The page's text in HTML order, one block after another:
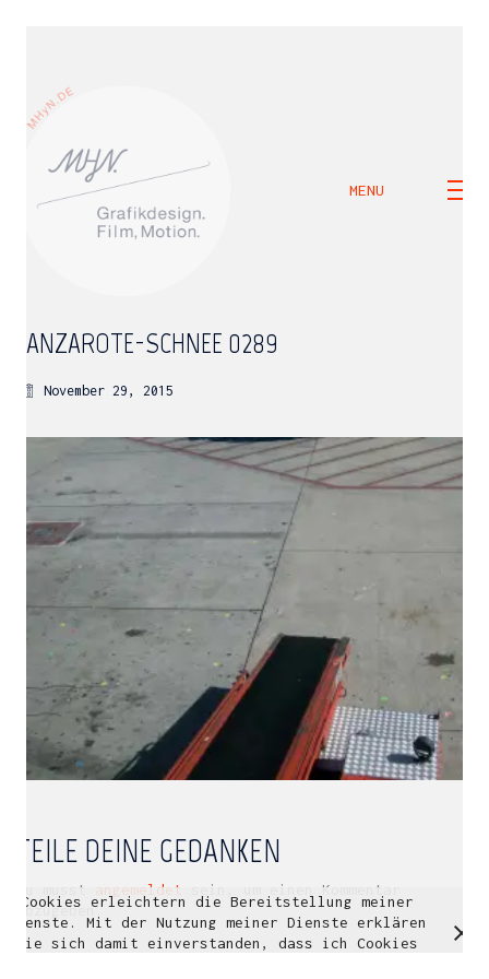
MENU
LANZAROTE-SCHNEE_0289
November 29, 2015
TEILE DEINE GEDANKEN
Du musst angemeldet
sein, um einen Kommentar
abzugeben.
M H Y N
Manuel Hernandez y Nothdurft (Dipl. Des.)
Multidisziplinäre Designlösungen.
Person|Kontakt|
mhyn@mhyn.de
© Copyright 2018. All Rights Reserved.
Impressum & Datenschutz
Cookies erleichtern die Bereitstellung meiner
Dienste. Mit der Nutzung meiner Dienste erklären
Sie sich damit einverstanden, dass ich Cookies